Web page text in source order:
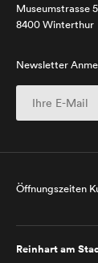
Museumstrasse
8400 Winterthur
Newsletter
Öffnungszeiten
Reinhart am